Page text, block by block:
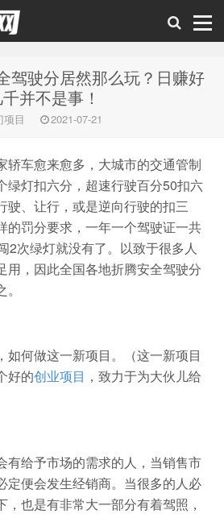
驾驶分居然那么玩？日赚好
千并不是事！
项目 2021-07-21
轿车愈来愈多，大城市的交通管制
绿灯扣六分，超速行驶百分50扣六
驶、让行，或是逆向行驶的扣三
的罚分要求，一年一个驾驶证一共
2次绿灯就没有了。以致于很多人
用，因此全国各地折腾安全驾驶分
如何做这一新项目。（这一新项目
好的创业项目 ，致力于为大伙儿给
有给予市场的需求的人，当销售市
定便会发生经销商。当很多的人必
也是有非常大一部分有着驾照，